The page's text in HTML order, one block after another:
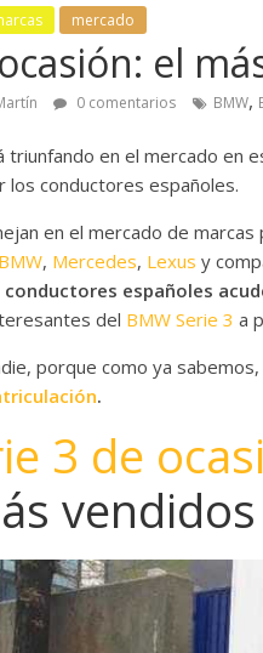
mercado
el
0 comentarios BMW,
triunfando en el mercado en
los conductores españoles.
en el mercado de
BMW, Mercedes, Lexus y
españoles
del BMW Serie 3 a
porque como ya sabemos,
.
3 de